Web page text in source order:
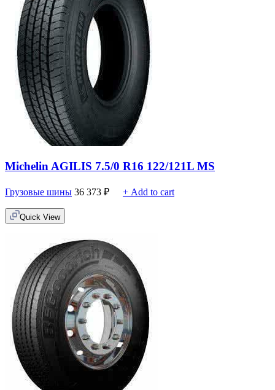
Michelin AGILIS 7.5/0 R16 122/121L MS
Грузовые шины 36 373 ₽ + Add to cart
Quick View